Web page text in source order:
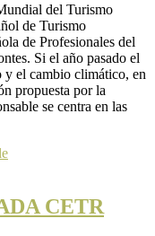
del Turismo
de Turismo
de Profesionales del
Si el año pasado el
y el cambio climático, en
propuesta por la
se centra en las
CETR